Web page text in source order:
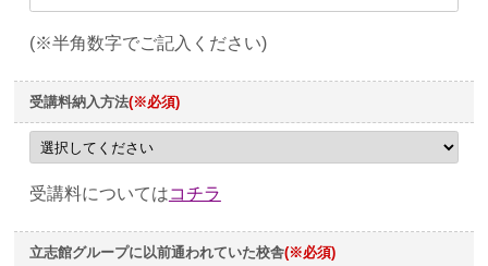
(※半角数字でご記入ください)
受講料納入方法(※必須)
受講料についてはコチラ
立志館グループに以前通われていた校舎(※必須)